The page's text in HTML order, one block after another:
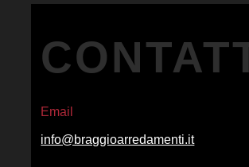
Email
info@braggioarredamenti.it